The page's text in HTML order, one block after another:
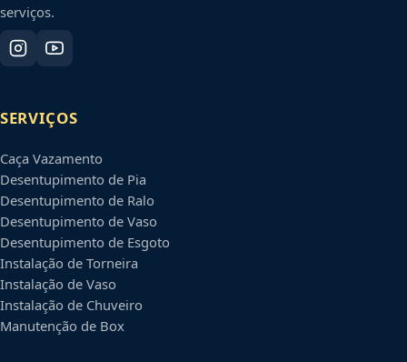
serviços.
SERVIÇOS
Caça Vazamento
Desentupimento de Pia
Desentupimento de Ralo
Desentupimento de Vaso
Desentupimento de Esgoto
Instalação de Torneira
Instalação de Vaso
Instalação de Chuveiro
Manutenção de Box